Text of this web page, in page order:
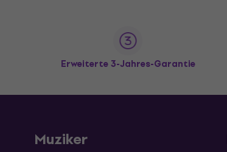
Erweiterte 3-Jahres-Garantie
Muziker